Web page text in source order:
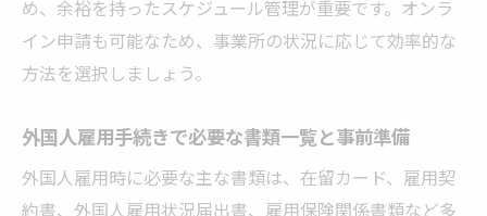
め、余裕を持ったスケジュール管理が重要です。オンラ
イン申請も可能なため、事業所の状況に応じて効率的な
方法を選択しましょう。
外国人雇用手続きで必要な書類一覧と事前準備
外国人雇用時に必要な主な書類は、在留カード、雇用契
約書、外国人雇用状況届出書、雇用保険関係書類など多